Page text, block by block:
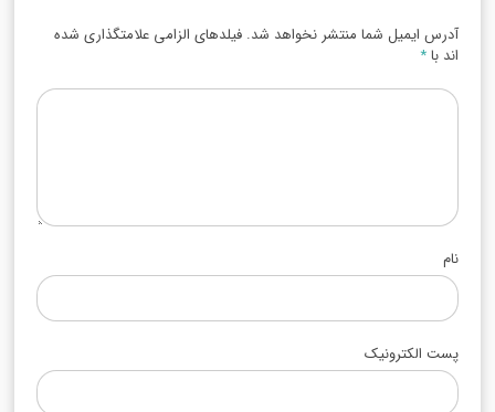
آدرس ایمیل شما منتشر نخواهد شد. فیلدهای الزامی علامتگذاری شده
اند با*
نام
پست الکترونیک